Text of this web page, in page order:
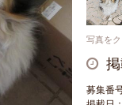
写真を
募集番